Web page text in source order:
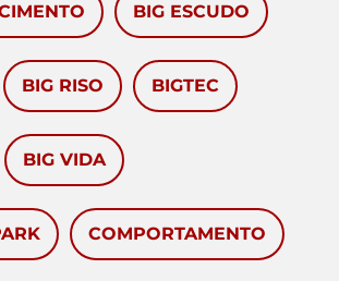
BIG ESCUDO
BIG RISO BIGTEC
BIG VIDA
COMPORTAMENTO